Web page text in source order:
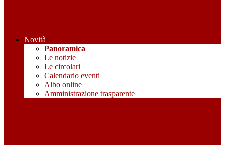
Novità
Panoramica
Le notizie
Le circolari
Calendario eventi
Albo online
Amministrazione trasparente